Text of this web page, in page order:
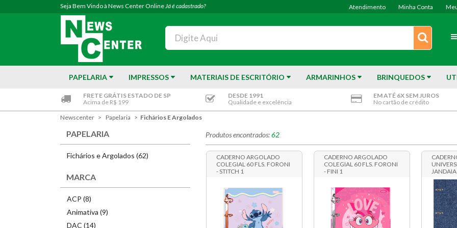
Seja Bem Vindo à News Center OnlineJá é cadastrado? Atendimento Minha Conta
PAPELARIA IMPRESSOS MATERIAIS DE ESCRITÓRIO ARMARINHOS BRINQUEDOS
FRETE GRÁTIS ESTADO DE SP
Acima de R$ 199
DESDE 1991
Qualidade e excelência
EM ATÉ 6X SEM JUROS
No cartão de crédito
Newscenter Papelaria Fichários E Argolados
PAPELARIA
Fichários e Argolados (62)
MARCA
ACP (8)
Animativa (9)
DAC (14)
Produtos encontrados:62
CADERNO ARGOLADO
COLEGIAL 60 FLS. FORONI
- STITCH 1
CADERNO ARGOLADO
COLEGIAL 60 FLS. FORONI
- FINI 1
JANDAIA